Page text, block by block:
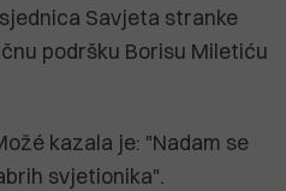
Savjeta stranke
podršku Borisu Miletiću
kazala je: "Nadam se
svjetionika".